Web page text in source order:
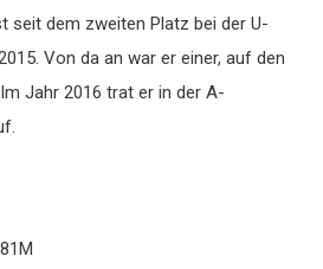
seit dem zweiten Platz bei der U-
Von da an war er einer, auf den
Jahr 2016 trat er in der A-